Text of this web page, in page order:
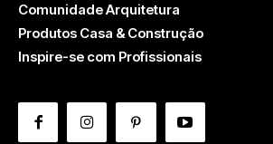
Comunidade Arquitetura
Produtos Casa & Construção
Inspire-se com Profissionais